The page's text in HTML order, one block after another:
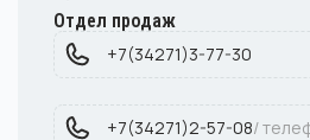
Отдел продаж
+7(34271)3-77-30
+7(34271)2-57-08/